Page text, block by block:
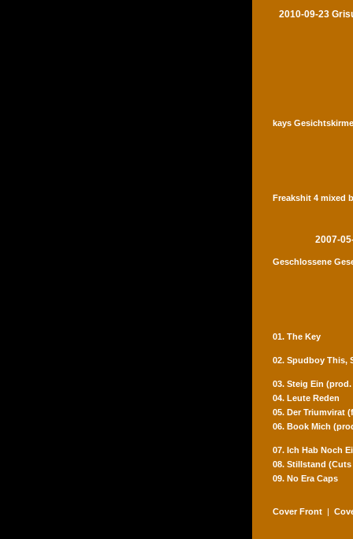
2010-09-23
kays
Freakshit 4 mixed
2007-
Geschlossene
01. The Key
02. Spudboy This,
03. Steig Ein
04. Leute Reden
05. Der Triumvirat
06. Book Mich
07. Ich Hab Noch
08. Stillstand
09. No Era Caps
Cover Front |